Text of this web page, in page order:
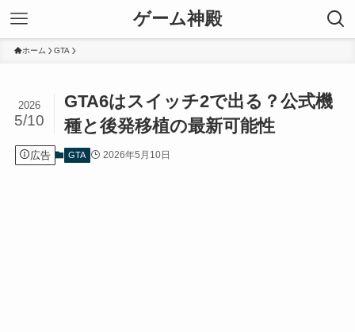
ゲーム神殿
ホーム GTA
GTA6はスイッチ2で出る？公式機
種と後発移植の最新可能性
2026
5/10
広告 GTA 2026年5月10日